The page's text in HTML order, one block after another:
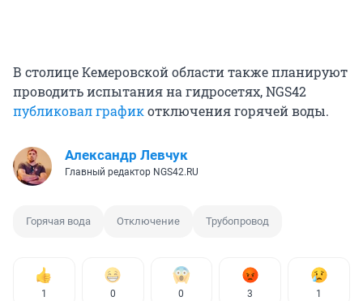
В столице Кемеровской области также планируют
проводить испытания на гидросетях, NGS42
публиковал графикотключения горячей воды.
Александр Левчук
Главный редактор NGS42.RU
Горячая вода Отключение Трубопровод
1 0 0 3 1